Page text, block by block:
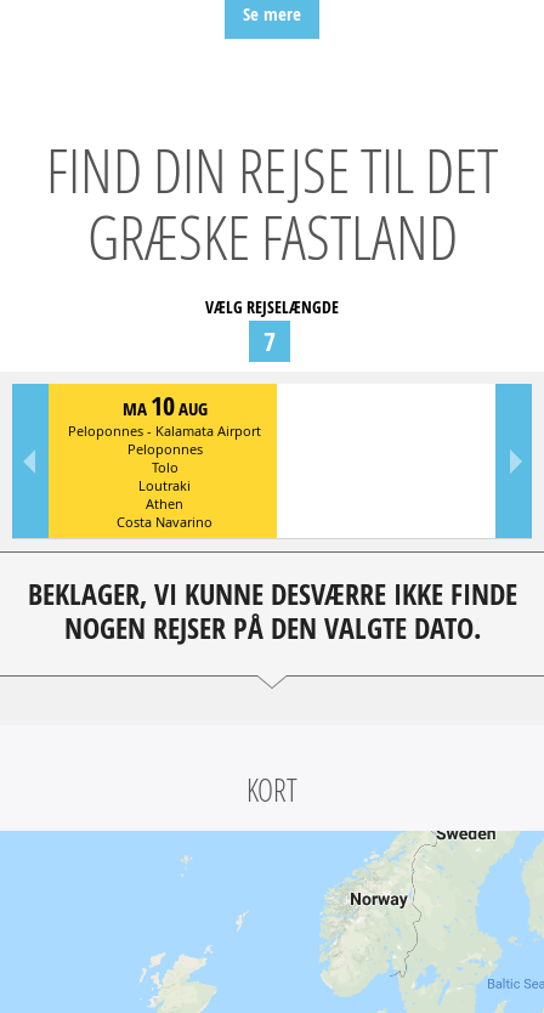
Se mere
FIND DIN REJSE TIL DET
GRÆSKE FASTLAND
VÆLG REJSELÆNGDE
7
MA 10AUG
Peloponnes - Kalamata Airport
Peloponnes
Tolo
Loutraki
Athen
Costa Navarino
BEKLAGER, VI KUNNE DESVÆRRE IKKE FINDE
NOGEN REJSER PÅ DEN VALGTE DATO.
KORT